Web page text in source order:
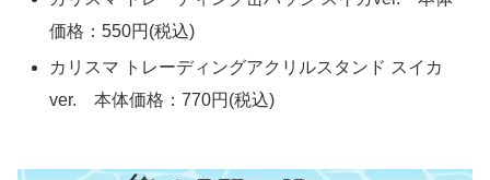
価格：550円(税込)
カリスマ トレーディングアクリルスタンド スイカ
ver. 本体価格：770円(税込)